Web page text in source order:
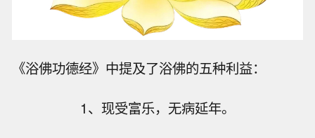
《浴佛功德经》中提及了浴佛的五种利益：
1、现受富乐，无病延年。